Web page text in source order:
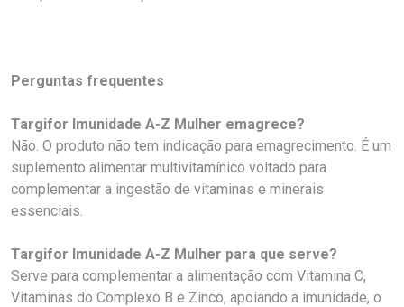
Perguntas frequentes
Targifor Imunidade A-Z Mulher emagrece?
Não. O produto não tem indicação para emagrecimento. É um
suplemento alimentar multivitamínico voltado para
complementar a ingestão de vitaminas e minerais
essenciais.
Targifor Imunidade A-Z Mulher para que serve?
Serve para complementar a alimentação com Vitamina C,
Vitaminas do Complexo B e Zinco, apoiando a imunidade, o